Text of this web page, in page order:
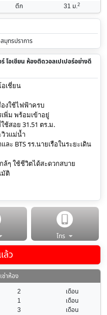
ตึก 31 ม.2
มุทรปราการ
โอเชียน ห้องติดวอลเปเปอร์อย่างดี
อเชี่ยน
องใช้ไฟฟ้าครบ
พิ่ม พร้อมเข้าอยู่
สอย 31.51 ตร.ม.
วแม่น้ำ
ะ BTS รร.นายเรือในระยะเดิน
ล้ๆ ใช้ชีวิตได้สะดวกสบาย
มัติ
โทร
ล้ว
าห้อง
2
เดือน
1
เดือน
3
เดือน